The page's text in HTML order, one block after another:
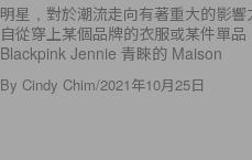
明星，對於潮流走向有著重大的影
自從穿上某個品牌的衣服或某件單
Blackpink Jennie 青睞的 Maison
By Cindy Chim/2021年10月25日